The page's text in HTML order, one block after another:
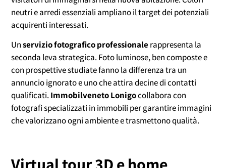
neutri e arredi essenziali ampliano il target dei potenziali
acquirenti interessati.
Unservizio fotografico professionalerappresenta la
seconda leva strategica. Foto luminose, ben composte e
con prospettive studiate fanno la differenza tra un
annuncio ignorato e uno che attira decine di contatti
qualificati.Immobilveneto Lonigocollabora con
fotografi specializzati in immobili per garantire immagini
che valorizzano ogni ambiente e trasmettono qualità.